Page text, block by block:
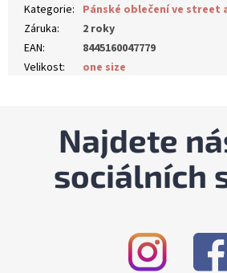
Kategorie: Pánské oblečení ve street
Záruka:
2 roky
EAN:
8445160047779
Velikost: one size
Najdete
sociálních